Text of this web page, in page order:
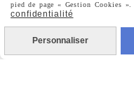
Prénom
pied de page « Gestion Cookies
confidentialité
Personnaliser